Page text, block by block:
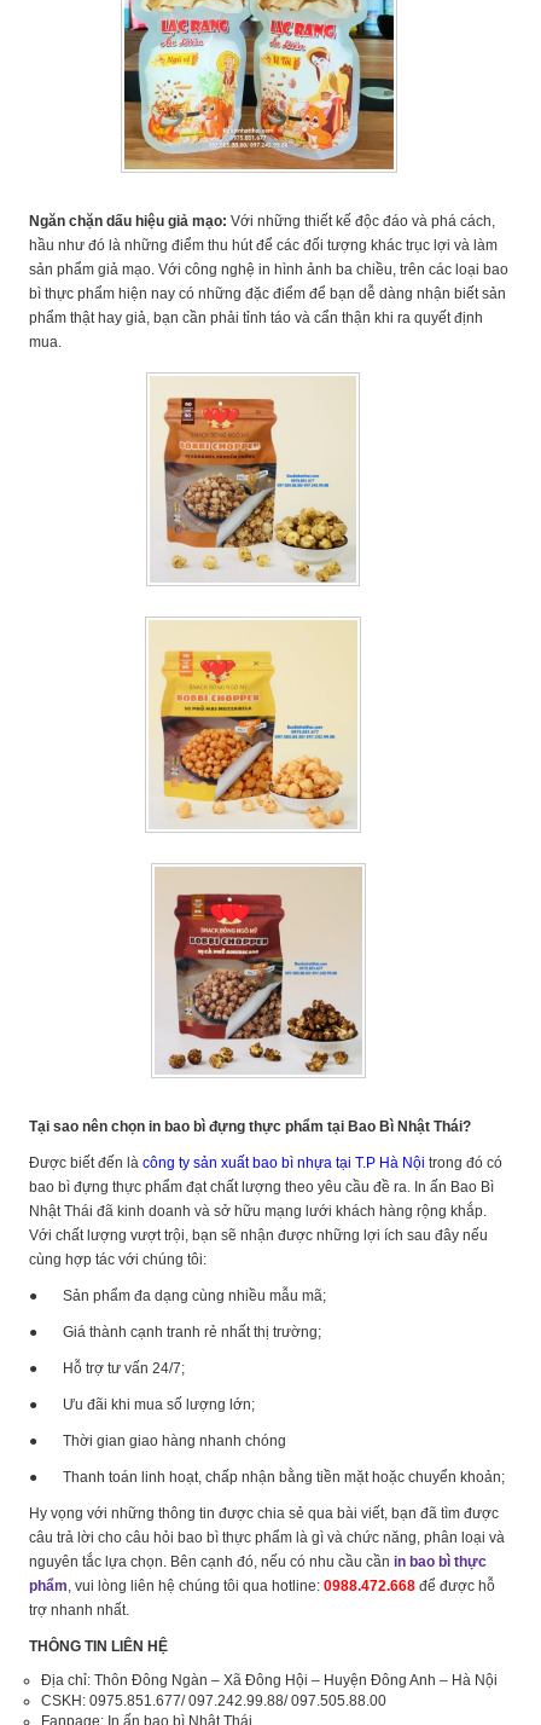
Ngăn chặn dấu hiệu giả mạo: Với những thiết kế độc đáo và phá cách,
hầu như đó là những điểm thu hút để các đối tượng khác trục lợi và làm
sản phẩm giả mạo. Với công nghệ in hình ảnh ba chiều, trên các loại bao
bì thực phẩm hiện nay có những đặc điểm để bạn dễ dàng nhận biết sản
phẩm thật hay giả, bạn cần phải tỉnh táo và cẩn thận khi ra quyết định
mua.
Tại sao nên chọn in bao bì đựng thực phẩm tại Bao Bì Nhật Thái?
Được biết đến là công ty sản xuất bao bì nhựa tại T.P Hà Nội trong đó có
bao bì đựng thực phẩm đạt chất lượng theo yêu cầu đề ra. In ấn Bao Bì
Nhật Thái đã kinh doanh và sở hữu mạng lưới khách hàng rộng khắp.
Với chất lượng vượt trội, bạn sẽ nhận được những lợi ích sau đây nếu
cùng hợp tác với chúng tôi:
● Sản phẩm đa dạng cùng nhiều mẫu mã;
● Giá thành cạnh tranh rẻ nhất thị trường;
● Hỗ trợ tư vấn 24/7;
● Ưu đãi khi mua số lượng lớn;
● Thời gian giao hàng nhanh chóng
● Thanh toán linh hoạt, chấp nhận bằng tiền mặt hoặc chuyển khoản;
Hy vọng với những thông tin được chia sẻ qua bài viết, bạn đã tìm được
câu trả lời cho câu hỏi bao bì thực phẩm là gì và chức năng, phân loại và
nguyên tắc lựa chọn. Bên cạnh đó, nếu có nhu cầu cần in bao bì thực
phẩm, vui lòng liên hệ chúng tôi qua hotline: 0988.472.668 để được hỗ
trợ nhanh nhất.
THÔNG TIN LIÊN HỆ
Địa chỉ: Thôn Đông Ngàn – Xã Đông Hội – Huyện Đông Anh – Hà Nội
CSKH: 0975.851.677/ 097.242.99.88/ 097.505.88.00
Fanpage: In ấn bao bì Nhật Thái